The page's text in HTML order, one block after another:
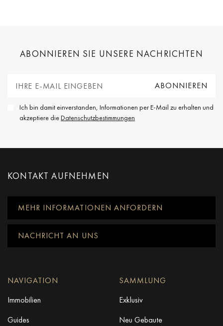
ABONNIEREN SIE UNSERE NACHRICHTEN
Ich bin damit einverstanden, Informationen per E-Mail zu erhalten und
akzeptiere dieDatenschutzbestimmungen
KONTAKT AUFNEHMEN
MEHR INFORMATIONEN ANFORDERN
NACHRICHT AN UNS
NAVIGATION
Immobilien
Guides
SAMMLUNG
Exklusiv
Neu Gebaute